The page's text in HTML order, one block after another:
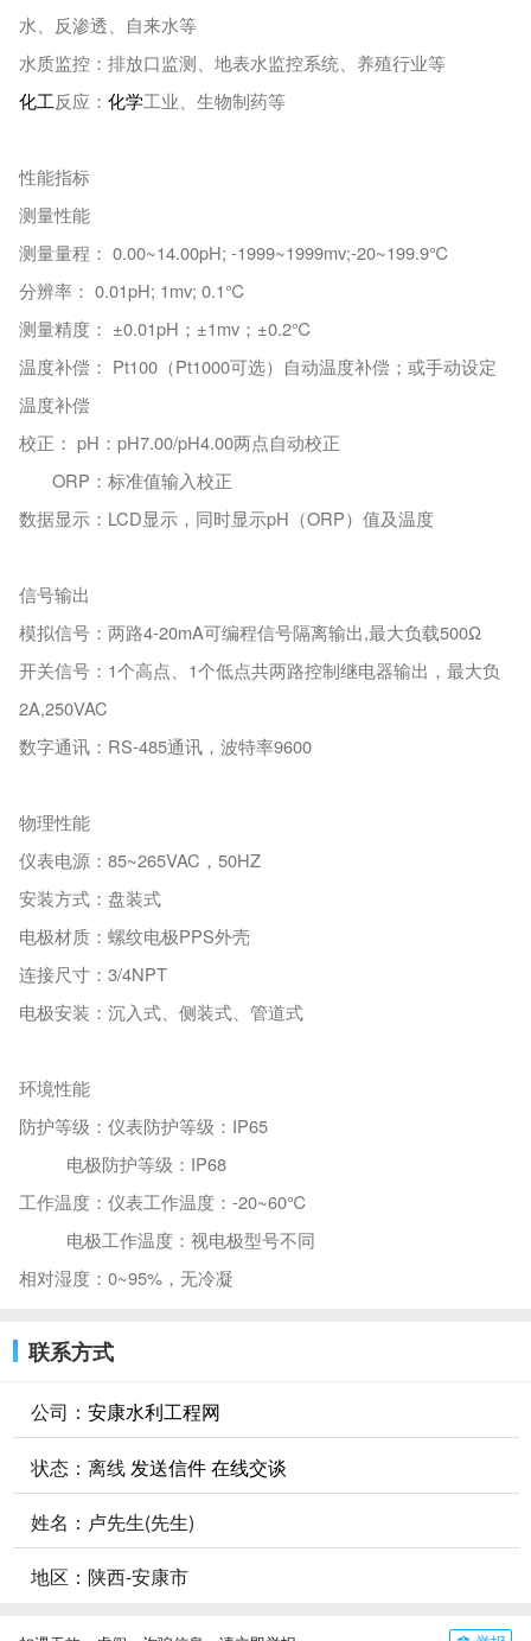
水、反渗透、自来水等
水质监控：排放口监测、地表水监控系统、养殖行业等
化工反应： 化学工业、生物制药等
性能指标
测量性能
测量量程： 0.00~14.00pH; -1999~1999mv;-20~199.9℃
分辨率： 0.01pH; 1mv; 0.1℃
测量精度： ±0.01pH；±1mv；±0.2℃
温度补偿： Pt100（Pt1000可选）自动温度补偿；或手动设定
温度补偿
校正： pH：pH7.00/pH4.00两点自动校正
ORP：标准值输入校正
数据显示：LCD显示，同时显示pH（ORP）值及温度
信号输出
模拟信号：两路4-20mA可编程信号隔离输出,最大负载500Ω
开关信号：1个高点、1个低点共两路控制继电器输出，最大负
2A,250VAC
数字通讯：RS-485通讯，波特率9600
物理性能
仪表电源：85~265VAC，50HZ
安装方式：盘装式
电极材质：螺纹电极PPS外壳
连接尺寸：3/4NPT
电极安装：沉入式、侧装式、管道式
环境性能
防护等级：仪表防护等级：IP65
电极防护等级：IP68
工作温度：仪表工作温度：-20~60℃
电极工作温度：视电极型号不同
相对湿度：0~95%，无冷凝
联系方式
公司：安康水利工程网
状态：离线 发送信件在线交谈
姓名：卢先生(先生)
地区：陕西-安康市